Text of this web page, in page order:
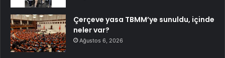
Çerçeve yasa TBMM’ye sunuldu, içinde
neler var?
Ağustos 6, 2026